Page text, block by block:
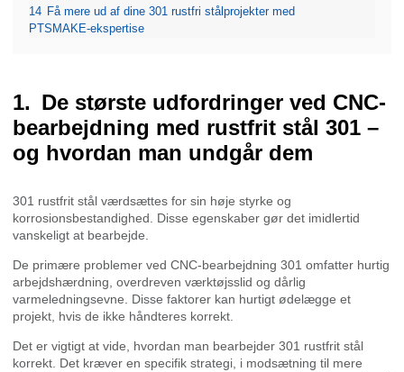
14 Få mere ud af dine 301 rustfri stålprojekter med
PTSMAKE-ekspertise
De største udfordringer ved CNC-
bearbejdning med rustfrit stål 301 –
og hvordan man undgår dem
301 rustfrit stål værdsættes for sin høje styrke og
korrosionsbestandighed. Disse egenskaber gør det imidlertid
vanskeligt at bearbejde.
De primære problemer ved CNC-bearbejdning 301 omfatter hurtig
arbejdshærdning, overdreven værktøjsslid og dårlig
varmeledningsevne. Disse faktorer kan hurtigt ødelægge et
projekt, hvis de ikke håndteres korrekt.
Det er vigtigt at vide, hvordan man bearbejder 301 rustfrit stål
korrekt. Det kræver en specifik strategi, i modsætning til mere